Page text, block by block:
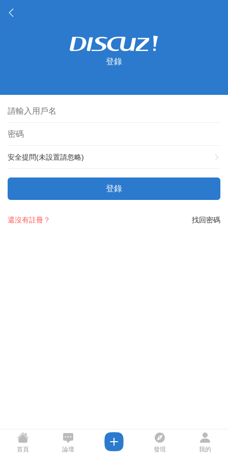
登錄
安全提問(未設置請忽略)
登錄
找回密碼
還沒有註冊？
首頁 論壇 發現 我的